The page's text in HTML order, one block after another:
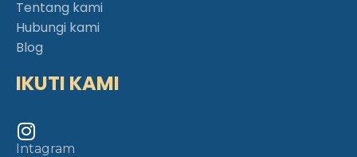
Tentang kami
Hubungi kami
Blog
IKUTI KAMI
Intagram